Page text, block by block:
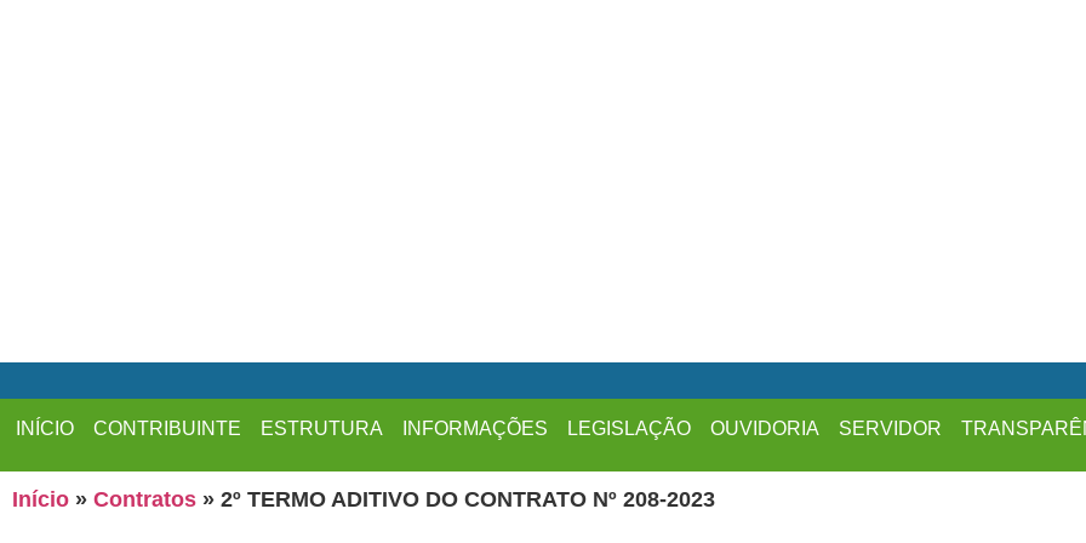
INÍCIO CONTRIBUINTE ESTRUTURA INFORMAÇÕES LEGISLAÇÃO OUVIDORIA SERVIDOR
Início » Contratos » 2º TERMO ADITIVO DO CONTRATO Nº 208-2023